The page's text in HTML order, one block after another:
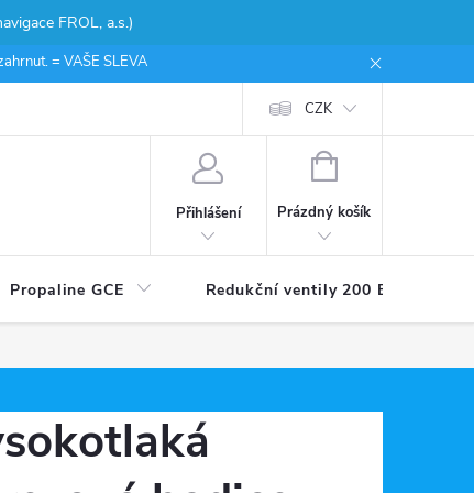
FROL, a.s.)
= VAŠE SLEVA
CZK
Přihlášení
NÁKUPNÍ
Prázdný košík
Propaline GCE Redukční ventily 200 Bar